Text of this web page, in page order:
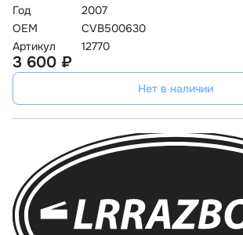
Год
2007
OEM
CVB500630
Артикул
12770
3 600 ₽
Нет в наличии